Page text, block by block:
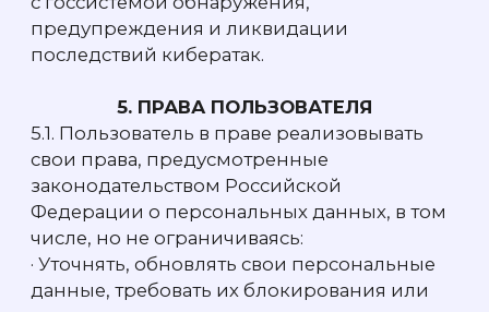
Cookies— это небольшой фрагмент
данных, который Сайт запрашивает
у браузера, используемого на компьютере
или мобильном устройстве Посетителя.
Посетителя или его действия на Сайте,
дате и времени сессии. Сookies хранятся
локально на компьютере или мобильном
устройстве Посетителя. Посетитель может
удалить сохраненные Сookies в настройках
соответствующего браузера.
— уникальный сетевой адрес узла
в компьютерной сети, построенной
по протоколу IP.